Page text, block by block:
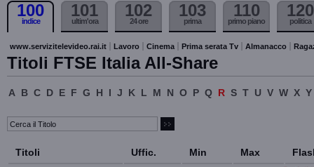
100
indice
101
ultim'ora
102
24 ore
103
prima
110
primo piano
120
politica
www.servizitelevideo.rai.it Lavoro Cinema Prima serata Tv Almanacco
Titoli FTSE Italia All-Share
A B C D E F G H I J K L M N O P Q R S T U V W X Y
Titoli Uffic. Min Max